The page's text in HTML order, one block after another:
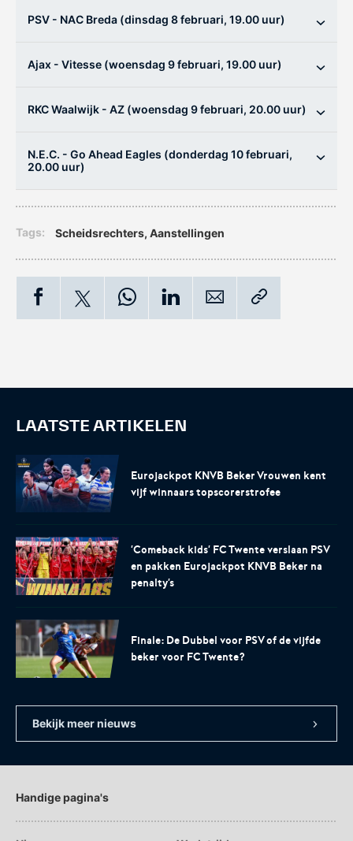
Eén Tweetje
De online community voor
PSV - NAC Breda (dinsdag 8 februari, 19.00 uur)
Ajax - Vitesse (woensdag 9 februari, 19.00 uur)
RKC Waalwijk - AZ (woensdag 9 februari, 20.00 uur)
N.E.C. - Go Ahead Eagles (donderdag 10 februari,
20.00 uur)
Tags: scheidsrechters, aanstellingen
LAATSTE ARTIKELEN
Eurojackpot KNVB Beker Vrouwen kent
vijf winnaars topscorerstrofee
'Comeback kids' FC Twente verslaan PSV
en pakken Eurojackpot KNVB Beker na
penalty's
Finale: De Dubbel voor PSV of de vijfde
beker voor FC Twente?
Bekijk meer nieuws
Handige pagina's